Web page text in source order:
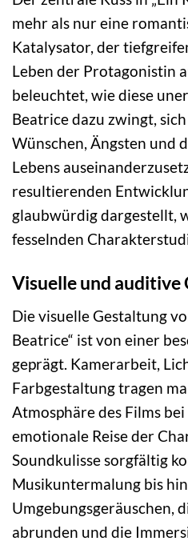
mehr als nur eine
Katalysator, der
Leben der Protagonistin
beleuchtet, wie diese
Beatrice dazu zwingt,
Wünschen, Ängsten und
Lebens
resultierenden
glaubwürdig dargestellt,
fesselnden
Visuelle und auditive
Die visuelle Gestaltung
Beatrice“ ist von einer
geprägt. Kamerarbeit,
Farbgestaltung tragen
Atmosphäre des Films
emotionale Reise der
Soundkulisse sorgfältig
Musikuntermalung bis
Umgebungsgeräuschen,
abrunden und die